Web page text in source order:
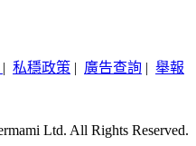
| 私穩政策 | 廣告查詢 | 舉報
Ltd. All Rights Reserved.